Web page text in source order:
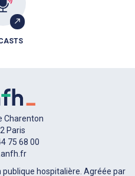
Charenton
Paris
75 68 00
publique hospitalière. Agréée par